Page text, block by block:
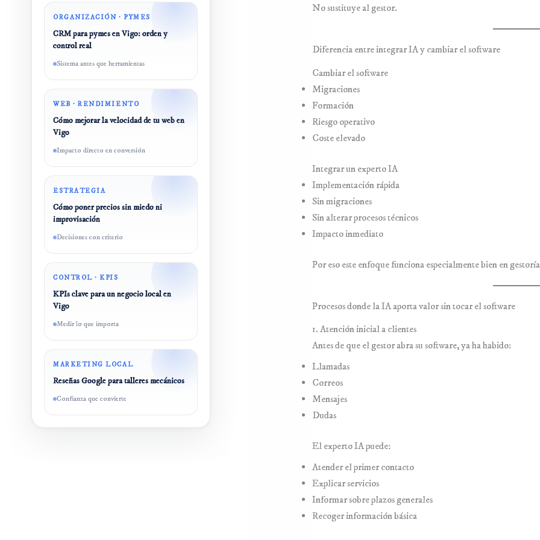
ORGANIZACIÓN · PYMES
CRM para pymes en Vigo: orden y
control real
Sistema antes que herramientas
WEB · RENDIMIENTO
Cómo mejorar la velocidad de tu web en
Vigo
Impacto directo en conversión
ESTRATEGIA
Cómo poner precios sin miedo ni
improvisación
Decisiones con criterio
CONTROL · KPIS
KPIs clave para un negocio local en
Vigo
Medir lo que importa
MARKETING LOCAL
Reseñas Google para talleres mecánicos
Confianza que convierte
No sustituye al gestor.
Diferencia entre integrar IA y cambiar el software
Cambiar el software
Migraciones
Formación
Riesgo operativo
Coste elevado
Integrar un experto IA
Implementación rápida
Sin migraciones
Sin alterar procesos técnicos
Impacto inmediato
Por eso este enfoque funciona especialmente bien en
Procesos donde la IA aporta valor sin tocar el software
1. Atención inicial a clientes
Antes de que el gestor abra su software, ya ha habido:
Llamadas
Correos
Mensajes
Dudas
El experto IA puede:
Atender el primer contacto
Explicar servicios
Informar sobre plazos generales
Recoger información básica